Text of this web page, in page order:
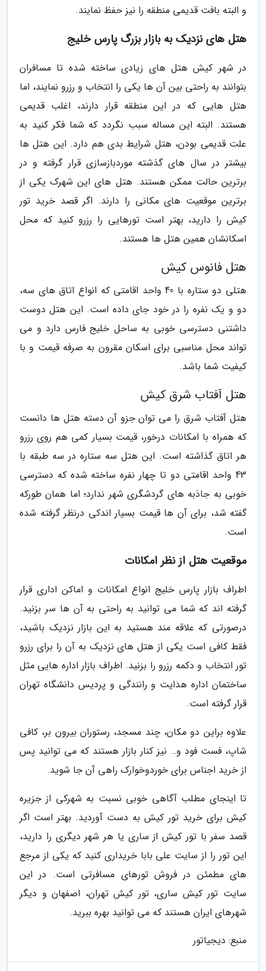
و البته بافت قدیمی منطقه را نیز حفظ نمایند.
هتل های نزدیک به بازار بزرگ پارس خلیج
در شهر کیش هتل های زیادی ساخته شده تا مسافران
بتوانند به راحتی بین آن ها یکی را انتخاب و رزرو نمایند، اما
هتل هایی که در این منطقه قرار دارند، اغلب قدیمی
هستند. البته این مساله سبب نگردد که شما فکر کنید به
علت قدیمی بودن، هتل شرایط بدی هم دارد. این هتل ها
بیشتر در سال های گذشته موردبازسازی قرار گرفته و در
برترین حالت ممکن هستند. هتل های این شهرک یکی از
برترین موقعیت های مکانی را دارند. اگر قصد خرید تور
کیش را دارید، بهتر است تورهایی را رزرو کنید که محل
اسکانشان همین هتل ها هستند.
هتل فانوس کیش
هتلی دو ستاره با 40 واحد اقامتی که انواع اتاق های سه،
دو و یک نفره را در خود جای داده است. این هتل دوست
داشتنی دسترسی خوبی به ساحل خلیج فارس دارد و می
تواند محل مناسبی برای اسکان مقرون به صرفه قیمت و با
کیفیت شما باشد.
هتل آفتاب شرق کیش
هتل آفتاب شرق را می توان جزو آن دسته هتل ها دانست
که همراه با امکانات درخور، قیمت بسیار کمی هم روی رزرو
هر اتاق گذاشته است. این هتل سه ستاره در سه طبقه با
43 واحد اقامتی دو تا چهار نفره ساخته شده که دسترسی
خوبی به جاذبه های گردشگری شهر ندارد؛ اما همان طورکه
گفته شد، برای آن ها قیمت بسیار اندکی درنظر گرفته شده
است.
موقعیت هتل از نظر امکانات
اطراف بازار پارس خلیج انواع امکانات و اماکن اداری قرار
گرفته اند که شما می توانید به راحتی به آن ها سر بزنید.
درصورتی که علاقه مند هستید به این بازار نزدیک باشید،
فقط کافی است یکی از هتل های نزدیک به آن را برای رزرو
تور انتخاب و دکمه رزرو را بزنید. اطراف بازار اداره هایی مثل
ساختمان اداره هدایت و رانندگی و پردیس دانشگاه تهران
قرار گرفته است.
علاوه براین دو مکان، چند مسجد، رستوران بیرون بر، کافی
شاپ، فست فود و… نیز کنار بازار هستند که می توانید پس
از خرید اجناس برای خوردوخوارک راهی آن جا شوید.
تا اینجای مطلب آگاهی خوبی نسبت به شهرکی از جزیره
کیش برای خرید تور کیش به دست آوردید. بهتر است اگر
قصد سفر با تور کیش از ساری یا هر شهر دیگری را دارید،
این تور را از سایت علی بابا خریداری کنید که یکی از مرجع
های مطمئن در فروش تورهای مسافرتی است. در این
سایت تور کیش ساری، تور کیش تهران، اصفهان و دیگر
شهرهای ایران هستند که می توانید بهره ببرید.
منبع: دیجیاتور